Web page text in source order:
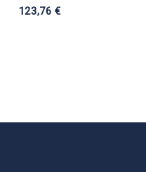
123,76€